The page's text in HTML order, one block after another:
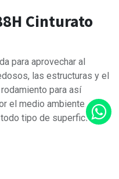
Cinturato
para aprovechar al
las estructuras y el
para así
el medio ambiente, la
tipo de superficies